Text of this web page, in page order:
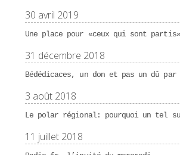
30 avril 2019
Une place pour «ceux qui sont partis»
31 décembre 2018
Bédédicaces, un don et pas un dû par
3 août 2018
Le polar régional: pourquoi un tel
11 juillet 2018